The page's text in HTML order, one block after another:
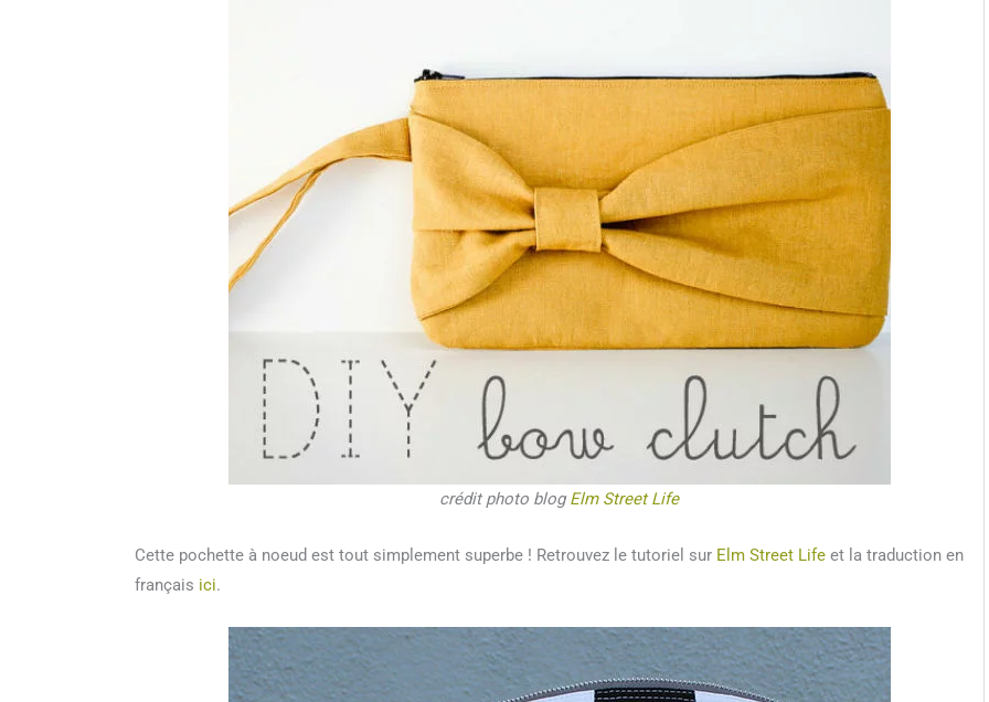
crédit photo blogElm Street Life
Cette pochette à noeud est tout simplement superbe ! Retrouvez le tutoriel sur Elm Street Life et la traduction en
français ici.